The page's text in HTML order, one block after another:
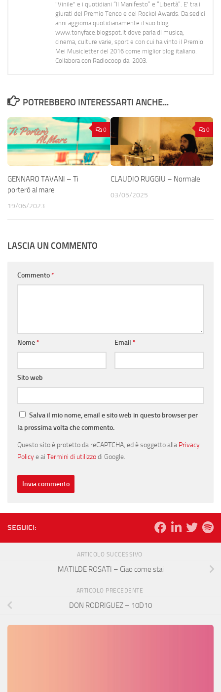
"Vinile" e i quotidiani “Il Manifesto” e “Libertà”. E' tra i
giurati del Premio Tenco e del Rockol Awards. Da sedici
anni aggiorna quotidianamente il suo blog
www.tonyface.blogspot.it dove parla di musica,
cinema, culture varie, sport e con cui ha vinto il Premio
Mei Musicletter del 2016 come miglior blog italiano.
Collabora con Radiocoop dal 2003.
POTREBBERO INTERESSARTI ANCHE...
0
GENNARO TAVANI – Ti
porterò al mare
19/06/2023
0
CLAUDIO RUGGIU – Normale
03/05/2025
LASCIA UN COMMENTO
Commento*
Nome* Email *
Sito web
Salva il mio nome, email e sito web in questo browser per
la prossima volta che commento.
Questo sito è protetto da reCAPTCHA, ed è soggetto alla Privacy
Policye ai Termini di utilizzodi Google.
SEGUICI:
ARTICOLO SUCCESSIVO
MATILDE ROSATI – Ciao come stai
ARTICOLO PRECEDENTE
DON RODRIGUEZ – 10D10